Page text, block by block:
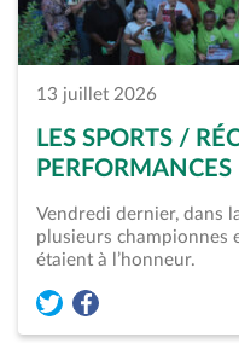
13 juillet 2026
LES SPORTS /
Vendredi dernier, dans
plusieurs championnes
étaient à l’honneur.
Partager l'article « Les
Partager l'article «